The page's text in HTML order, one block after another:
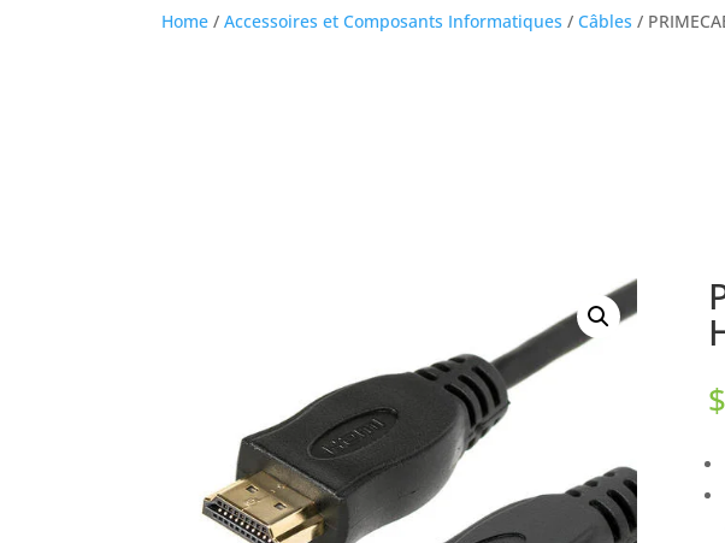
Home /Accessoires et Composants Informatiques /Câbles /
$